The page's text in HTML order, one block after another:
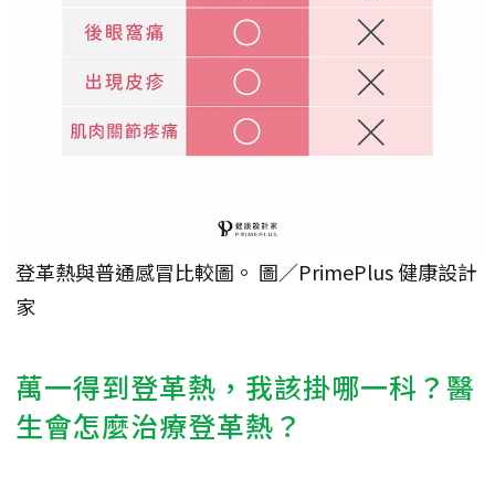
登革熱與普通感冒比較圖。 圖／PrimePlus 健康設計
家
萬一得到登革熱，我該掛哪一科？醫
生會怎麼治療登革熱？